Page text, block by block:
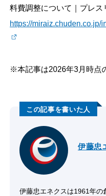
料費調整について｜プレス
https://miraiz.chuden.co.jp/
※本記事は2026年3月時点
伊藤忠
伊藤忠エネクスは1961年